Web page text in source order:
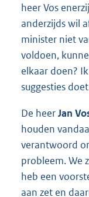
heer Vos
anderzijds wil
minister niet
voldoen,
elkaar doen?
suggesties
De heerJan
houden
verantwoord
probleem. We
heb een
aan zet en